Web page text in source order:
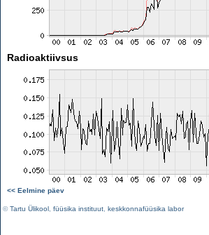
Radioaktiivsus
<< Eelmine päev
©Tartu Ülikool füüsika instituut keskkonnafüüsika labor